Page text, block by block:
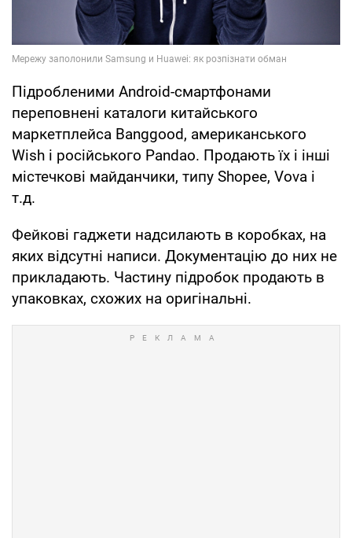
Підробленими Android-смартфонами
переповнені каталоги китайського
маркетплейса Banggood, американського
Wish і російського Pandao. Продають їх і інші
містечкові майданчики, типу Shopee, Vova і
т.д.
Фейкові гаджети надсилають в коробках, на
яких відсутні написи. Документацію до них не
прикладають. Частину підробок продають в
упаковках, схожих на оригінальні.